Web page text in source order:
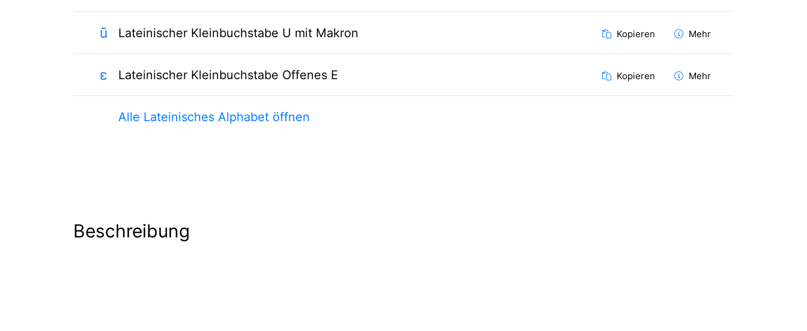
ū Lateinischer Kleinbuchstabe U mit Makron Kopieren Mehr
ɛ Lateinischer Kleinbuchstabe Offenes E Kopieren Mehr
Alle Lateinisches Alphabet öffnen
Beschreibung